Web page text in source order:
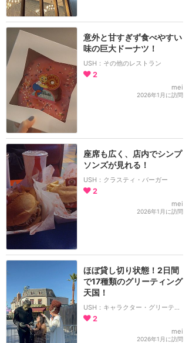
意外と甘すぎず食べやすい
味の巨大ドーナツ！
USH：その他のレストラン
2
mei
2026年1月に訪問
座席も広く、店内でシンプ
ソンズが見れる！
USH：クラスティ・バーガー
2
mei
2026年1月に訪問
ほぼ貸し切り状態！2日間
で17種類のグリーティング
天国！
USH：キャラクター・グリーティング
2
mei
2026年1月に訪問